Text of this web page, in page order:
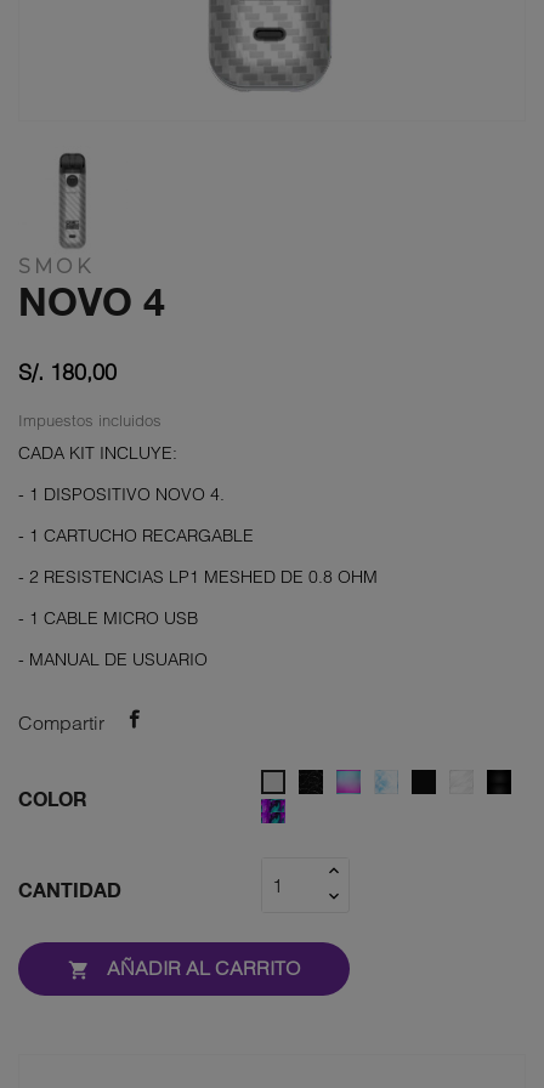
SMOK
NOVO 4
S/. 180,00
Impuestos incluidos
CADA KIT INCLUYE:
- 1 DISPOSITIVO NOVO 4.
- 1 CARTUCHO RECARGABLE
- 2 RESISTENCIAS LP1 MESHED DE 0.8 OHM
- 1 CABLE MICRO USB
- MANUAL DE USUARIO
Compartir
COLOR
SILVERBLACKCYANBLUE
7
CANTIDAD
 AÑADIR AL CARRITO